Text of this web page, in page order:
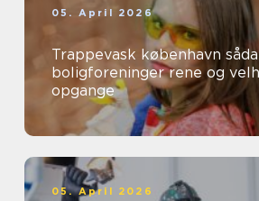
05. April 2026
Trappevask københavn sådan sikrer
boligforeninger rene og
opgange
05. April 2026